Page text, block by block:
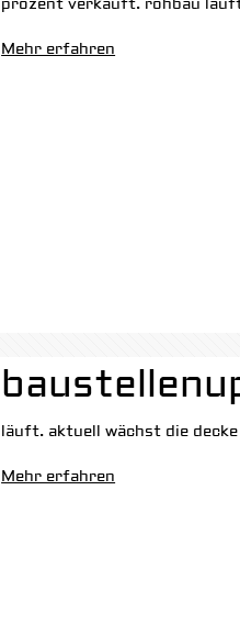
prozent verkauft. rohbau
Mehr erfahren
läuft. aktuell wächst die
Mehr erfahren